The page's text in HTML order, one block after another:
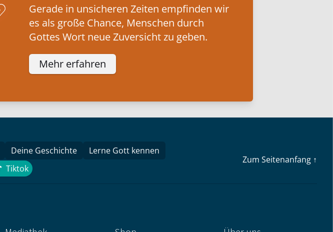
Gerade in unsicheren Zeiten empfinden wir
es als große Chance, Menschen durch
Gottes Wort neue Zuversicht zu geben.
Mehr erfahren
Deine Geschichte
Lerne Gott kennen
Tiktok
Tiktok
Zum Seitenanfang ↑